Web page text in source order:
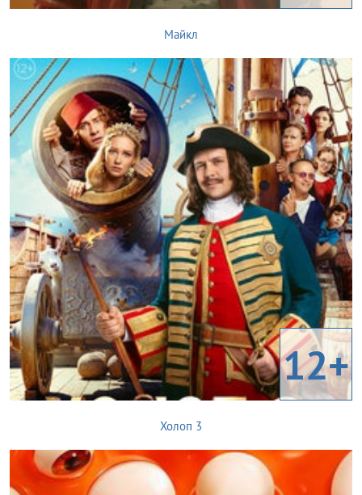
Майкл
12+
Холоп 3